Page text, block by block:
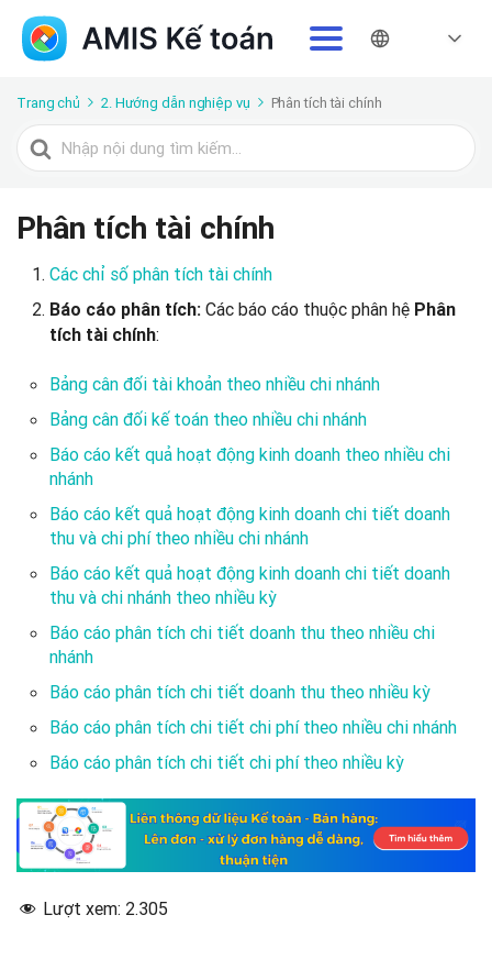
Trang chủ 2. Hướng dẫn nghiệp vụ Phân tích tài chính
Tìm
kiếm
Phân tích tài chính
Các chỉ số phân tích tài chính
Báo cáo phân tích: Các báo cáo thuộc phân hệ Phân
tích tài chính:
Bảng cân đối tài khoản theo nhiều chi nhánh
Bảng cân đối kế toán theo nhiều chi nhánh
Báo cáo kết quả hoạt động kinh doanh theo nhiều chi
nhánh
Báo cáo kết quả hoạt động kinh doanh chi tiết doanh
thu và chi phí theo nhiều chi nhánh
Báo cáo kết quả hoạt động kinh doanh chi tiết doanh
thu và chi nhánh theo nhiều kỳ
Báo cáo phân tích chi tiết doanh thu theo nhiều chi
nhánh
Báo cáo phân tích chi tiết doanh thu theo nhiều kỳ
Báo cáo phân tích chi tiết chi phí theo nhiều chi nhánh
Báo cáo phân tích chi tiết chi phí theo nhiều kỳ
Lượt xem: 2.305